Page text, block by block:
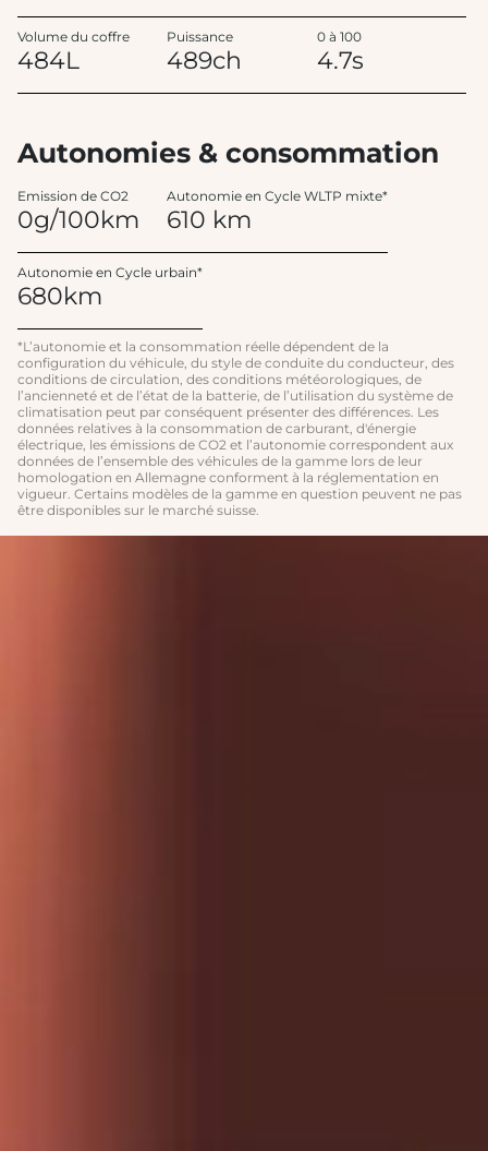
Volume du coffre
484L
Puissance
489ch
0 à 100
4.7s
Autonomies & consommation
Emission de CO2
0g/100km
Autonomie en Cycle WLTP mixte*
610 km
Autonomie en Cycle urbain*
680km
*L’autonomie et la consommation réelle dépendent de la
configuration du véhicule, du style de conduite du conducteur, des
conditions de circulation, des conditions météorologiques, de
l’ancienneté et de l’état de la batterie, de l’utilisation du système de
climatisation peut par conséquent présenter des différences. Les
données relatives à la consommation de carburant, d'énergie
électrique, les émissions de CO2 et l’autonomie correspondent aux
données de l’ensemble des véhicules de la gamme lors de leur
homologation en Allemagne conforment à la réglementation en
vigueur. Certains modèles de la gamme en question peuvent ne pas
être disponibles sur le marché suisse.